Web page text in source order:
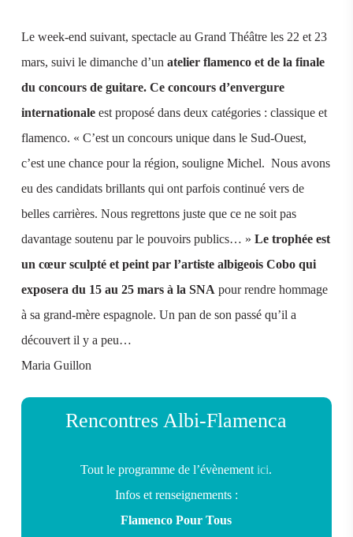
Le week-end suivant, spectacle au Grand Théâtre les 22 et 23
mars, suivi le dimanche d’un atelier flamenco et de la finale
du concours de guitare. Ce concours d’envergure
internationaleest proposé dans deux catégories : classique et
flamenco. « C’est un concours unique dans le Sud-Ouest,
c’est une chance pour la région, souligne Michel. Nous avons
eu des candidats brillants qui ont parfois continué vers de
belles carrières. Nous regrettons juste que ce ne soit pas
davantage soutenu par le pouvoirs publics… » Le trophée est
un cœur sculpté et peint par l’artiste albigeois Cobo qui
exposera du 15 au 25 mars à la SNA pour rendre hommage
à sa grand-mère espagnole. Un pan de son passé qu’il a
découvert il y a peu…
Maria Guillon
Rencontres Albi-Flamenca
Tout le programme de l’évènementici.
Infos et renseignements :
Flamenco Pour Tous